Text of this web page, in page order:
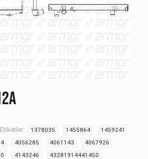
Etiketler: 1378035 1455864
1459241
4056285 4061143
4067926
4143246
43281914441450